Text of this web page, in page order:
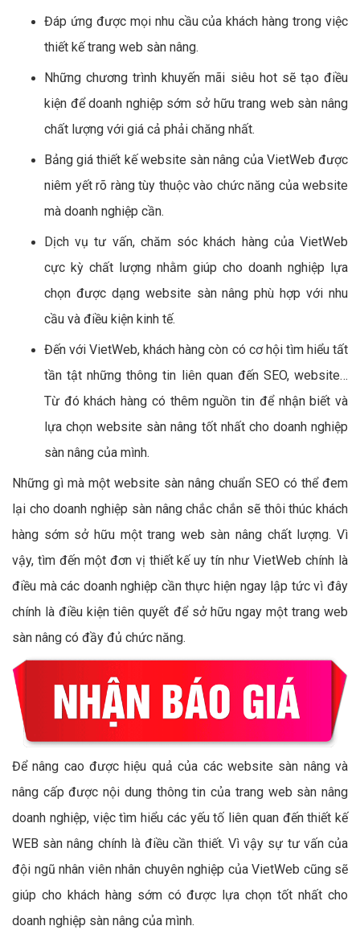
Đáp ứng được mọi nhu cầu của khách hàng trong việc
thiết kế trang web sàn nâng.
Những chương trình khuyến mãi siêu hot sẽ tạo điều
kiện để doanh nghiệp sớm sở hữu trang web sàn nâng
chất lượng với giá cả phải chăng nhất.
Bảng giá thiết kế website sàn nâng của VietWeb được
niêm yết rõ ràng tùy thuộc vào chức năng của website
mà doanh nghiệp cần.
Dịch vụ tư vấn, chăm sóc khách hàng của VietWeb
cực kỳ chất lượng nhằm giúp cho doanh nghiệp lựa
chọn được dạng website sàn nâng phù hợp với nhu
cầu và điều kiện kinh tế.
Đến với VietWeb, khách hàng còn có cơ hội tìm hiểu tất
tần tật những thông tin liên quan đến SEO, website…
Từ đó khách hàng có thêm nguồn tin để nhận biết và
lựa chọn website sàn nâng tốt nhất cho doanh nghiệp
sàn nâng của mình.
Những gì mà một website sàn nâng chuẩn SEO có thể đem
lại cho doanh nghiệp sàn nâng chắc chắn sẽ thôi thúc khách
hàng sớm sở hữu một trang web sàn nâng chất lượng. Vì
vậy, tìm đến một đơn vị thiết kế uy tín như VietWeb chính là
điều mà các doanh nghiệp cần thực hiện ngay lập tức vì đây
chính là điều kiện tiên quyết để sở hữu ngay một trang web
sàn nâng có đầy đủ chức năng.
Để nâng cao được hiệu quả của các website sàn nâng và
nâng cấp được nội dung thông tin của trang web sàn nâng
doanh nghiệp, việc tìm hiểu các yếu tố liên quan đến thiết kế
WEB sàn nâng chính là điều cần thiết. Vì vậy sự tư vấn của
đội ngũ nhân viên nhân chuyên nghiệp của VietWeb cũng sẽ
giúp cho khách hàng sớm có được lựa chọn tốt nhất cho
doanh nghiệp sàn nâng của mình.